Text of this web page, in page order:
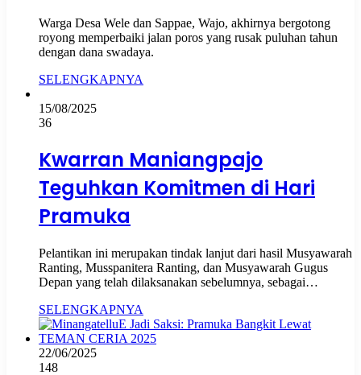
Warga Desa Wele dan Sappae, Wajo, akhirnya bergotong
royong memperbaiki jalan poros yang rusak puluhan tahun
dengan dana swadaya.
SELENGKAPNYA
15/08/2025
36
Kwarran Maniangpajo
Teguhkan Komitmen di Hari
Pramuka
Pelantikan ini merupakan tindak lanjut dari hasil Musyawarah
Ranting, Musspanitera Ranting, dan Musyawarah Gugus
Depan yang telah dilaksanakan sebelumnya, sebagai…
SELENGKAPNYA
22/06/2025
148